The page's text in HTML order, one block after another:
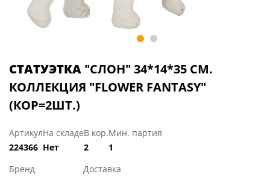
СТАТУЭТКА "СЛОН" 34*14*35 СМ.
КОЛЛЕКЦИЯ "FLOWER FANTASY"
(КОР=2ШТ.)
Артикул
224366
На складе
Нет
В кор.
2
Мин. партия
1
Бренд
Доставка